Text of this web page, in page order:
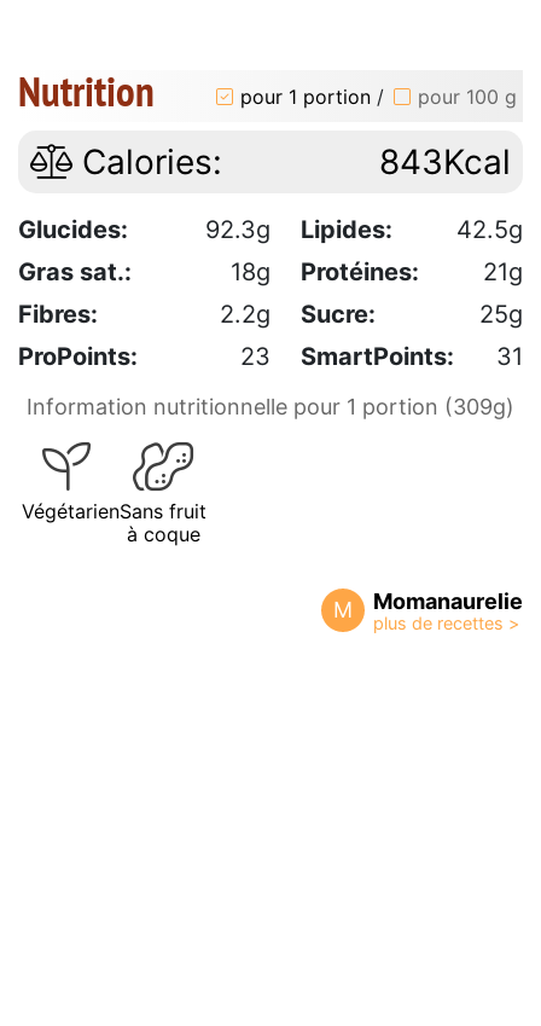
Nutrition pour 1 portion / pour 100 g
Calories: 843Kcal
Glucides: 92.3g Lipides:
42.5g
Gras sat.:
18g Protéines:
21g
Fibres:
2.2g Sucre:
25g
ProPoints:
23 SmartPoints: 31
Information nutritionnelle pour 1 portion (309g)
VégétarienSans fruit
à coque
M Momanaurelie